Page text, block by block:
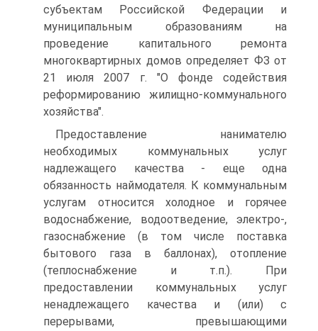
субъектам Российской Федерации и
муниципальным образованиям на
проведение капитального ремонта
многоквартирных домов определяет ФЗ от
21 июля 2007 г. "О фонде содействия
реформированию жилищно-коммунального
хозяйства".
Предоставление нанимателю
необходимых коммунальных услуг
надлежащего качества - еще одна
обязанность наймодателя. К коммунальным
услугам относится холодное и горячее
водоснабжение, водоотведение, электро-,
газоснабжение (в том числе поставка
бытового газа в баллонах), отопление
(теплоснабжение и т.п.). При
предоставлении коммунальных услуг
ненадлежащего качества и (или) с
перерывами, превышающими